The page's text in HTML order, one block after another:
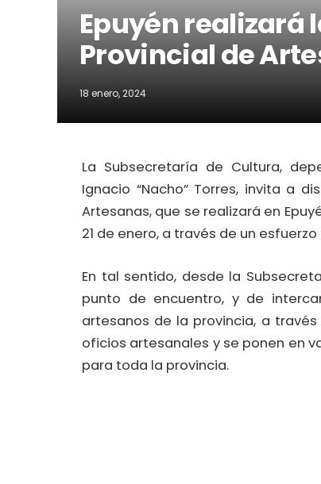
Epuyén realizará
Provincial de
18 enero, 2024
La Subsecretaría de Cultura,
Ignacio “Nacho” Torres, invita a
Artesanas, que se realizará en
21 de enero, a través de un
En tal sentido, desde la
punto de encuentro, y de
artesanos de la provincia, a
oficios artesanales y se ponen en
para toda la provincia.